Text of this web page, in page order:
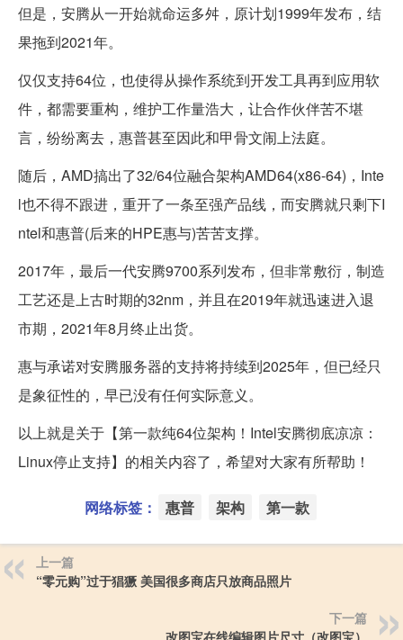
但是，安腾从一开始就命运多舛，原计划1999年发布，结
果拖到2021年。
仅仅支持64位，也使得从操作系统到开发工具再到应用软
件，都需要重构，维护工作量浩大，让合作伙伴苦不堪
言，纷纷离去，惠普甚至因此和甲骨文闹上法庭。
随后，AMD搞出了32/64位融合架构AMD64(x86-64)，Inte
l也不得不跟进，重开了一条至强产品线，而安腾就只剩下I
ntel和惠普(后来的HPE惠与)苦苦支撑。
2017年，最后一代安腾9700系列发布，但非常敷衍，制造
工艺还是上古时期的32nm，并且在2019年就迅速进入退
市期，2021年8月终止出货。
惠与承诺对安腾服务器的支持将持续到2025年，但已经只
是象征性的，早已没有任何实际意义。
以上就是关于【第一款纯64位架构！Intel安腾彻底凉凉：
Linux停止支持】的相关内容了，希望对大家有所帮助！
网络标签： 惠普 架构 第一款
上一篇
“零元购”过于猖獗 美国很多商店只放商品照片
下一篇